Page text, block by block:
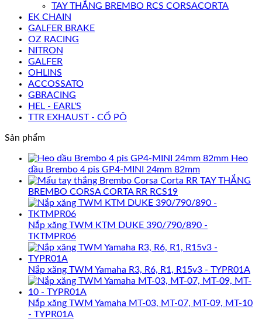
TAY THẮNG BREMBO RCS CORSACORTA
EK CHAIN
GALFER BRAKE
OZ RACING
NITRON
GALFER
OHLINS
ACCOSSATO
GBRACING
HEL - EARL'S
TTR EXHAUST - CỔ PÔ
Sản phẩm
Heo
dầu Brembo 4 pis GP4-MINI 24mm 82mm
TAY THẮNG
BREMBO CORSA CORTA RR RCS19
Nắp xăng TWM KTM DUKE 390/790/890 -
TKTMPR06
Nắp xăng TWM Yamaha R3, R6, R1, R15v3 - TYPR01A
Nắp xăng TWM Yamaha MT-03, MT-07, MT-09, MT-10
- TYPR01A